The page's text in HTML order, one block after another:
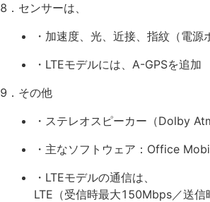
8．センサーは、
・加速度、光、近接、指紋（電
・LTEモデルには、A-GPSを追加
9．その他
・ステレオスピーカー（Dolby
・主なソフトウェア：Office
・LTEモデルの通信は、
LTE（受信時最大150Mbps／送信